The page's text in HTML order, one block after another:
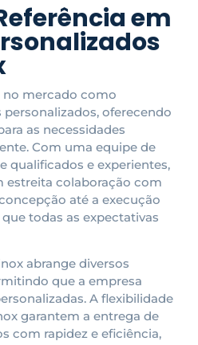
em
no mercado como
oferecendo
as necessidades
Com uma equipe de
qualificados e experientes,
estreita colaboração com
até a execução
todas as expectativas
abrange diversos
que a empresa
A flexibilidade
garantem a entrega de
com rapidez e eficiência,